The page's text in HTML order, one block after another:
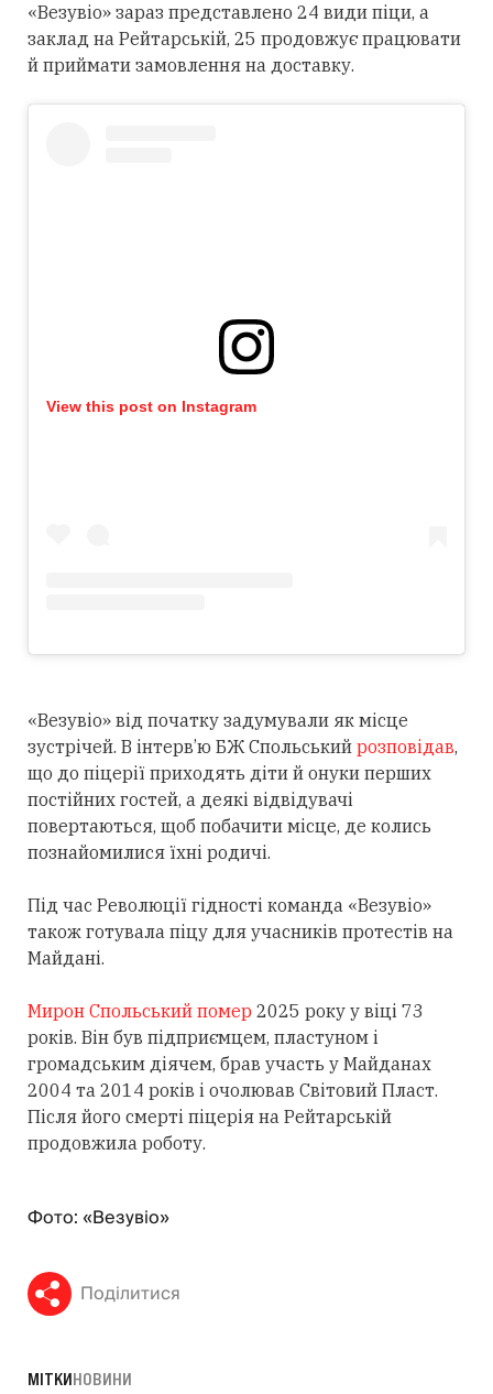
«Везувіо» зараз представлено 24 види піци, а
заклад на Рейтарській, 25 продовжує працювати
й приймати замовлення на доставку.
View this post on Instagram
«Везувіо» від початку задумували як місце
зустрічей. В інтерв’ю БЖ Спольський розповідав,
що до піцерії приходять діти й онуки перших
постійних гостей, а деякі відвідувачі
повертаються, щоб побачити місце, де колись
познайомилися їхні родичі.
Під час Революції гідності команда «Везувіо»
також готувала піцу для учасників протестів на
Майдані.
Мирон Спольський помер 2025 року у віці 73
років. Він був підприємцем, пластуном і
громадським діячем, брав участь у Майданах
2004 та 2014 років і очолював Світовий Пласт.
Після його смерті піцерія на Рейтарській
продовжила роботу.
Фото: «Везувіо»
Поділитися
МІТКИНОВИНИ